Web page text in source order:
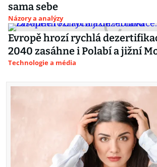
sama sebe
Názory a analýzy
Evropě hrozí rychlá
2040 zasáhne i Polabí a jižní
Technologie a média